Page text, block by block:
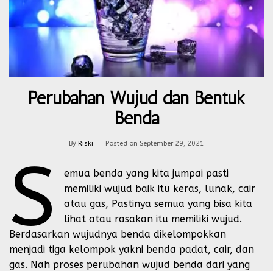
Perubahan Wujud dan Bentuk
Benda
By Riski Posted on September 29, 2021
S
emua benda yang kita jumpai pasti
memiliki wujud baik itu keras, lunak, cair
atau gas, Pastinya semua yang bisa kita
lihat atau rasakan itu memiliki wujud.
Berdasarkan wujudnya benda dikelompokkan
menjadi tiga kelompok yakni benda padat, cair, dan
gas. Nah proses perubahan wujud benda dari yang